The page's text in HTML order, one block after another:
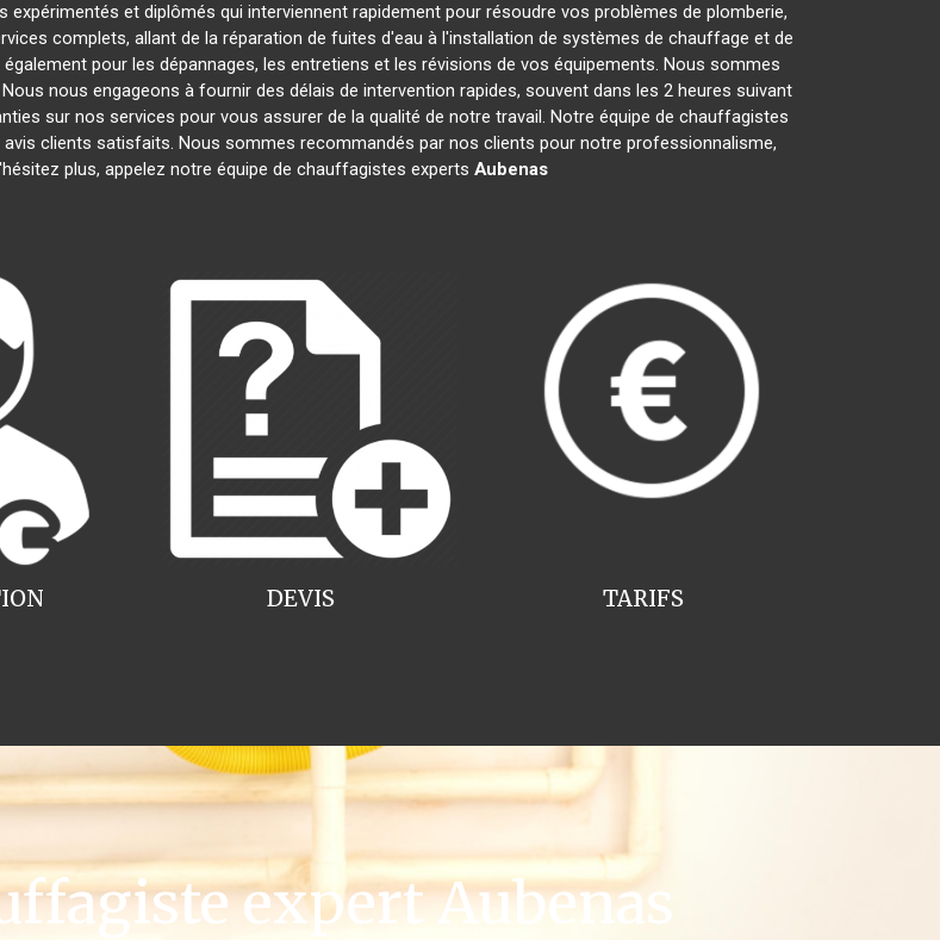
et diplômés qui interviennent rapidement pour résoudre vos problèmes de plomberie,
complets, allant de la réparation de fuites d'eau à l'installation de systèmes de chauffage et de
également pour les dépannages, les entretiens et les révisions de vos équipements. Nous sommes
nous engageons à fournir des délais de intervention rapides, souvent dans les 2 heures suivant
sur nos services pour vous assurer de la qualité de notre travail. Notre équipe de chauffagistes
clients satisfaits. Nous sommes recommandés par nos clients pour notre professionnalisme,
plus, appelez notre équipe de chauffagistes experts Aubenas
TARIFS
DEVIS
expert Aubenas